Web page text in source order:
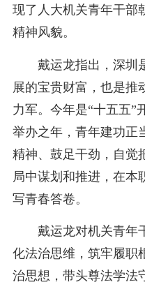
现了人大机关青年干部
精神风貌。
戴运龙指出，深圳
展的宝贵财富，也是推
力军。今年是“十五五”
举办之年，青年建功正
精神、鼓足干劲，自觉
局中谋划和推进，在本
写青春答卷。
戴运龙对机关青年
化法治思维，筑牢履职
治思想，带头尊法学法